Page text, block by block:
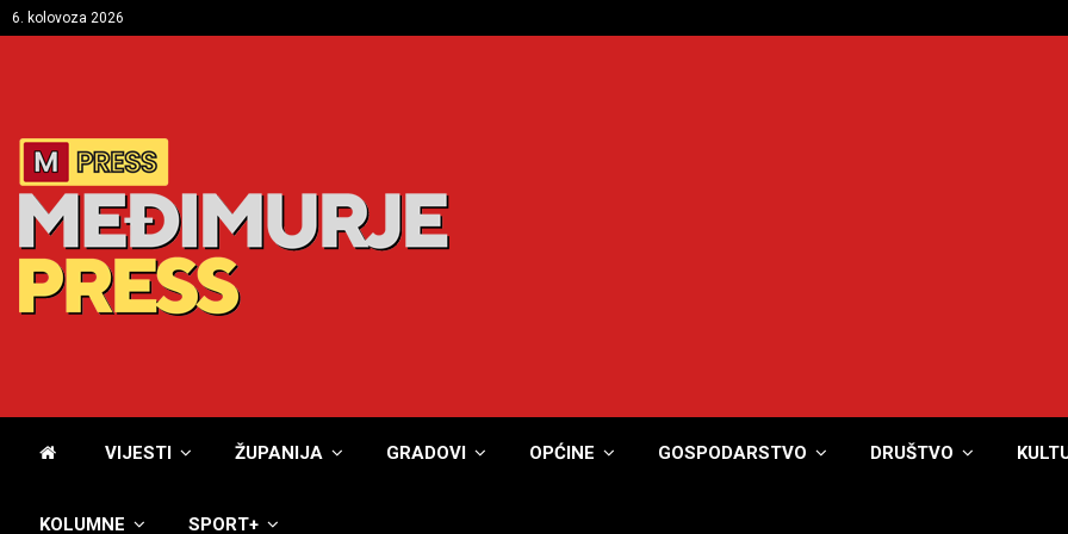
6. kolovoza 2026
VIJESTI ŽUPANIJA GRADOVI OPĆINE GOSPODARSTVO DRUŠTVO
KOLUMNE SPORT+